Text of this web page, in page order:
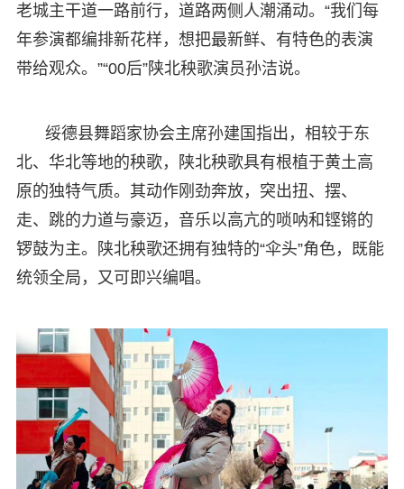
老城主干道一路前行，道路两侧人潮涌动。“我们每
年参演都编排新花样，想把最新鲜、有特色的表演
带给观众。”“00后”陕北秧歌演员孙洁说。
绥德县舞蹈家协会主席孙建国指出，相较于东
北、华北等地的秧歌，陕北秧歌具有根植于黄土高
原的独特气质。其动作刚劲奔放，突出扭、摆、
走、跳的力道与豪迈，音乐以高亢的唢呐和铿锵的
锣鼓为主。陕北秧歌还拥有独特的“伞头”角色，既能
统领全局，又可即兴编唱。